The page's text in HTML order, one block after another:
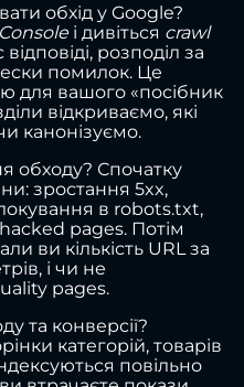
обхід у Google?
і дивіться crawl
відповіді, розподіл за
помилок. Це
для вашого «посібник
відкриваємо, які
канонізуємо.
обходу? Спочатку
зростання 5xx,
в robots.txt,
pages. Потім
ви кількість URL за
і чи не
pages.
та конверсії?
категорій, товарів
повільно